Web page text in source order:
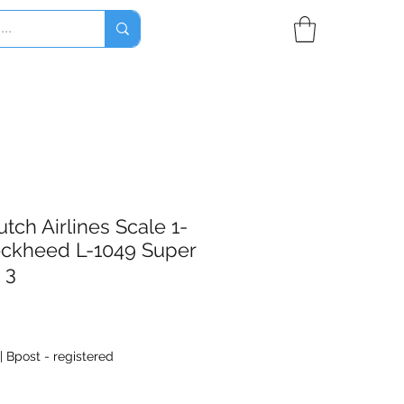
Airlines Scale 1-
L-1049 Super
Bpost - registered